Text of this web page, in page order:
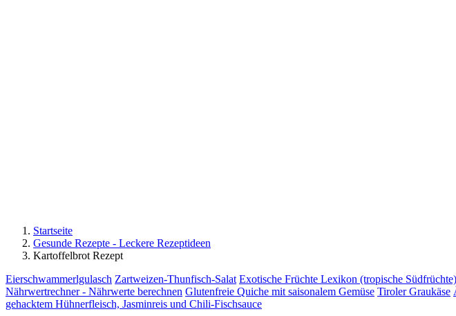
Startseite
Gesunde Rezepte - Leckere Rezeptideen
Kartoffelbrot Rezept
Eierschwammerlgulasch Zartweizen-Thunfisch-Salat Exotische Früchte Lexikon (tropische Südfrüchte)
Nährwertrechner - Nährwerte berechnen Glutenfreie Quiche mit saisonalem Gemüse Tiroler Graukäse
gehacktem Hühnerfleisch, Jasminreis und Chili-Fischsauce